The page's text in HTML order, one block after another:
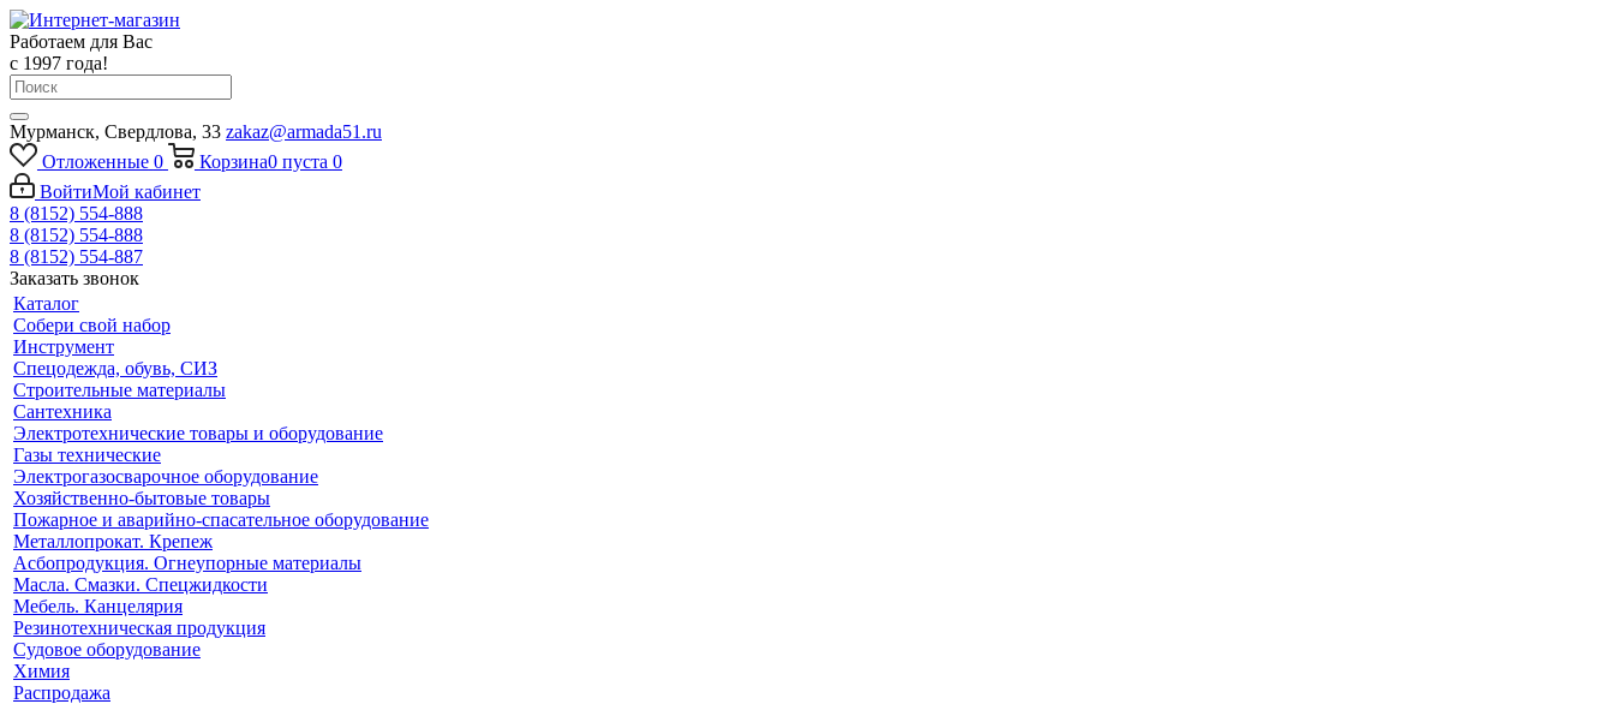
Работаем для Вас
с 1997 года!
Мурманск, Свердлова, 33 zakaz@armada51.ru
Отложенные 0 Корзина0 пуста 0
ВойтиМой кабинет
8 (8152) 554-888
8 (8152) 554-888
8 (8152) 554-887
Заказать звонок
Каталог
Собери свой набор
Инструмент
Спецодежда, обувь, СИЗ
Строительные материалы
Сантехника
Электротехнические товары и оборудование
Газы технические
Электрогазосварочное оборудование
Хозяйственно-бытовые товары
Пожарное и аварийно-спасательное оборудование
Металлопрокат. Крепеж
Асбопродукция. Огнеупорные материалы
Масла. Смазки. Спецжидкости
Мебель. Канцелярия
Резинотехническая продукция
Судовое оборудование
Химия
Распродажа